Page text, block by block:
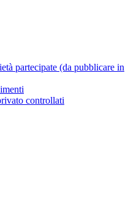
partecipate (da pubblicare in
controllati